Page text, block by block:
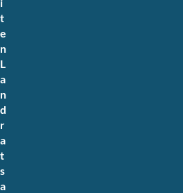
t
e
n
L
a
n
d
r
a
t
s
a